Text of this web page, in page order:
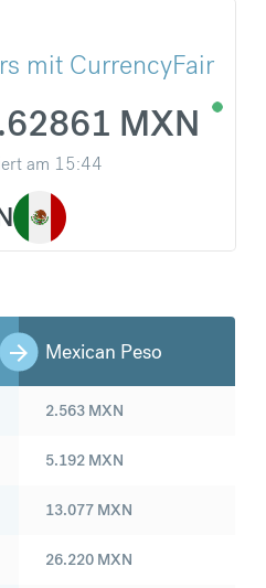
mit CurrencyFair
MXN
am 15:44
Mexican Peso
2.563 MXN
5.192 MXN
13.077 MXN
26.220 MXN